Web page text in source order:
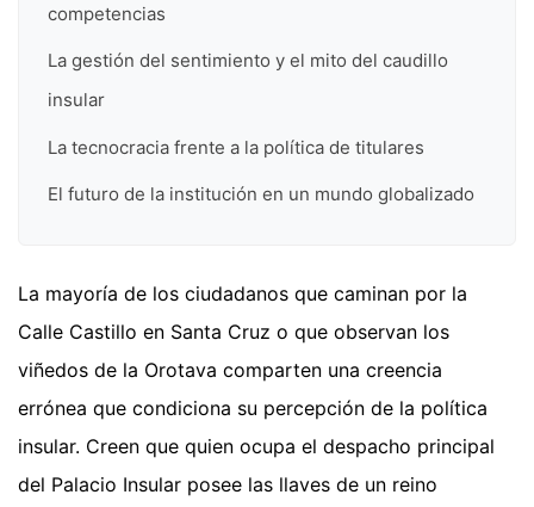
competencias
La gestión del sentimiento y el mito del caudillo
insular
La tecnocracia frente a la política de titulares
El futuro de la institución en un mundo globalizado
La mayoría de los ciudadanos que caminan por la
Calle Castillo en Santa Cruz o que observan los
viñedos de la Orotava comparten una creencia
errónea que condiciona su percepción de la política
insular. Creen que quien ocupa el despacho principal
del Palacio Insular posee las llaves de un reino